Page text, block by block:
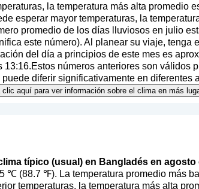
la temperatura más alta promedio
esperar mayor temperaturas, la
promedio de los días lluviosos en julio
este número). Al planear su viaje, tenga
del día a principios de este mes es
13:16.Estos números anteriores son válidos
diferir significativamente en diferentes
clic aquí para ver información sobre el clima en más
típico (usual) en Bangladés en agosto
℃ (88.7 ℉). La temperatura promedio más
temperaturas, la temperatura más alta